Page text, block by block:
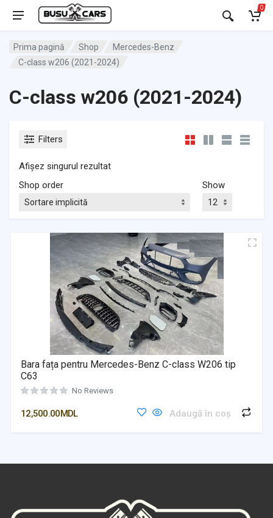
0
Prima pagină Shop
Mercedes-Benz
C-class w206 (2021-2024)
C-class w206 (2021-2024)
Filters
Afișez singurul rezultat
Shop order
Show
Bara fața pentru Mercedes-Benz C-class W206 tip
C63
No Reviews
12,500.00MDL Adaugă în coș